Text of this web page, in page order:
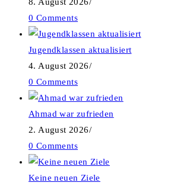
8. August 2026/
0 Comments
Jugendklassen aktualisiert
4. August 2026/
0 Comments
Ahmad war zufrieden
2. August 2026/
0 Comments
Keine neuen Ziele